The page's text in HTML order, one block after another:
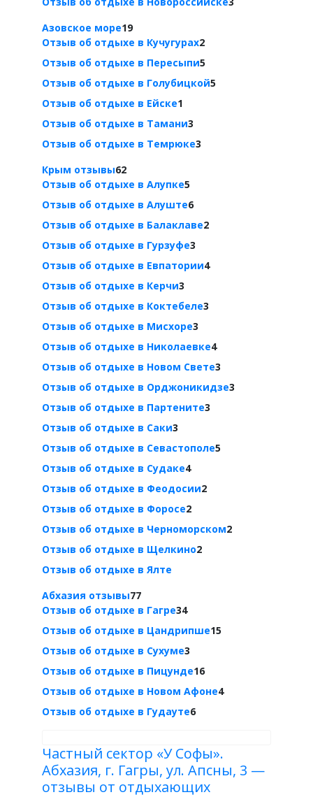
Азовское море19
Отзыв об отдыхе в Кучугурах2
Отзыв об отдыхе в Пересыпи5
Отзыв об отдыхе в Голубицкой5
Отзыв об отдыхе в Ейске1
Отзыв об отдыхе в Тамани3
Отзыв об отдыхе в Темрюке3
Крым отзывы62
Отзыв об отдыхе в Алупке5
Отзыв об отдыхе в Алуште6
Отзыв об отдыхе в Балаклаве2
Отзыв об отдыхе в Гурзуфе3
Отзыв об отдыхе в Евпатории4
Отзыв об отдыхе в Керчи3
Отзыв об отдыхе в Коктебеле3
Отзыв об отдыхе в Мисхоре3
Отзыв об отдыхе в Николаевке4
Отзыв об отдыхе в Новом Свете3
Отзыв об отдыхе в Орджоникидзе3
Отзыв об отдыхе в Партените3
Отзыв об отдыхе в Саки3
Отзыв об отдыхе в Севастополе5
Отзыв об отдыхе в Судаке4
Отзыв об отдыхе в Феодосии2
Отзыв об отдыхе в Форосе2
Отзыв об отдыхе в Черноморском2
Отзыв об отдыхе в Щелкино2
Отзыв об отдыхе в Ялте
Абхазия отзывы77
Отзыв об отдыхе в Гагре34
Отзыв об отдыхе в Цандрипше15
Отзыв об отдыхе в Сухуме3
Отзыв об отдыхе в Пицунде16
Отзыв об отдыхе в Новом Афоне4
Отзыв об отдыхе в Гудауте6
Частный сектор «У Софы».
Абхазия, г. Гагры, ул. Апсны, 3 —
отзывы от отдыхающих